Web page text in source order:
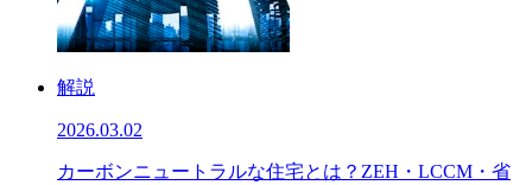
解説
2026.03.02
カーボンニュートラルな住宅とは？ZEH・LCCM・省